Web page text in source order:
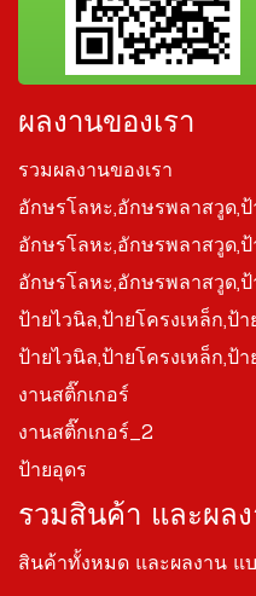
ผลงานของเรา
รวมผลงานของเรา
อักษรโลหะ,อักษรพลาสวูด,ป้
อักษรโลหะ,อักษรพลาสวูด,ป้
อักษรโลหะ,อักษรพลาสวูด,ป้
ป้ายไวนิล,ป้ายโครงเหล็ก,ป้า
ป้ายไวนิล,ป้ายโครงเหล็ก,ป้
งานสติ๊กเกอร์
งานสติ๊กเกอร์_2
ป้ายอุดร
รวมสินค้า และผล
สินค้าทั้งหมด และผลงาน แ